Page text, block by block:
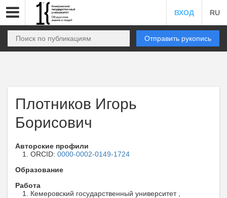
ВХОД RU
Отправить рукопись
Плотников Игорь
Борисович
Авторские профили
ORCID: 0000-0002-0149-1724
Образование
Работа
Кемеровский государственный университет ,